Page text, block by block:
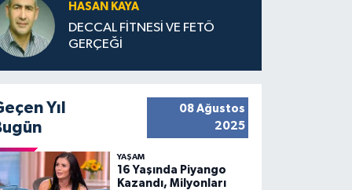
HASAN KAYA
DECCAL FİTNESİ VE FETÖ
GERÇEĞİ
Yıl
08 Ağustos
2025
YAŞAM
16 Yaşında Piyango
Kazandı, Milyonları